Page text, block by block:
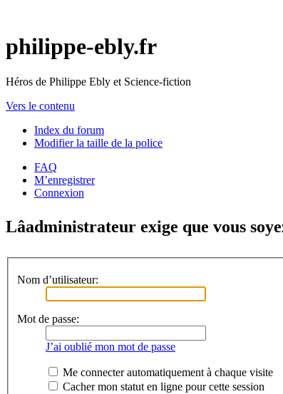
philippe-ebly.fr
Héros de Philippe Ebly et Science-fiction
Vers le contenu
Index du forum
Modifier la taille de la police
FAQ
M’enregistrer
Connexion
Lâadministrateur exige que vous
Nom d’utilisateur:
Mot de passe:
J’ai oublié mon mot de passe
Me connecter automatiquement à chaque visite
Cacher mon statut en ligne pour cette session